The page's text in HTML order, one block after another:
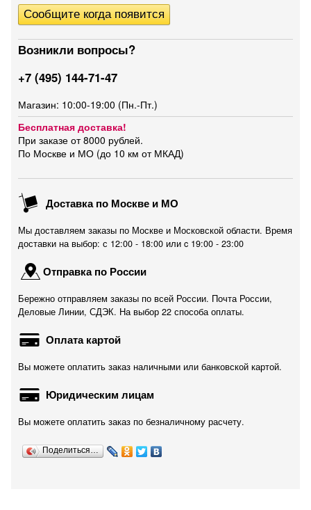
Возникли вопросы?
+7 (495) 144-71-47
Магазин: 10:00-19:00 (Пн.-Пт.)
Бесплатная доставка!
При заказе от 8000 рублей.
По Москве и МО (до 10 км от МКАД)
Доставка по Москве и МО
Мы доставляем заказы по Москве и Московской области. Время
доставки на выбор: с 12:00 - 18:00 или c 19:00 - 23:00
Отправка по России
Бережно отправляем заказы по всей России. Почта России,
Деловые Линии, СДЭК. На выбор 22 способа оплаты.
Оплата картой
Вы можете оплатить заказ наличными или банковской картой.
Юридическим лицам
Вы можете оплатить заказ по безналичному расчету.
Поделиться…